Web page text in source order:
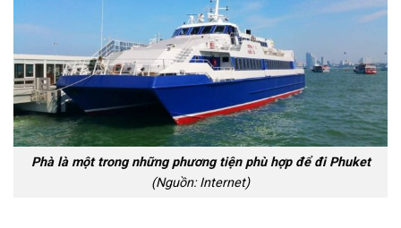
Phà là một trong những phương tiện phù hợp để đi Phuket
(Nguồn: Internet)